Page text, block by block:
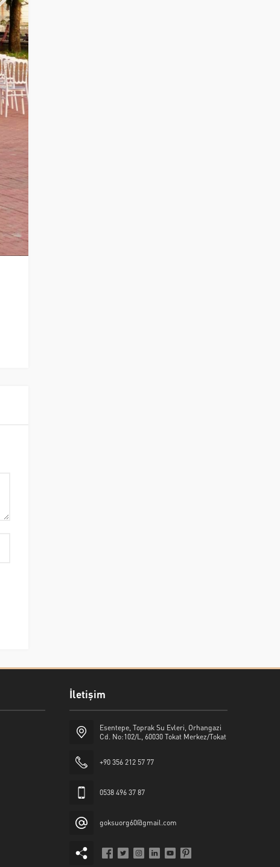
İletişim
Esentepe, Toprak Su Evleri, Orhangazi
Cd. No:102/L, 60030 Tokat Merkez/Tokat
+90 356 212 57 77
0538 496 37 87
goksuorg60@gmail.com